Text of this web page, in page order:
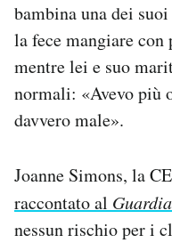
bambina una dei
la fece mangiare
mentre lei e suo
normali: «Avevo più
davvero male».
Joanne Simons, la
raccontato al
nessun rischio per i